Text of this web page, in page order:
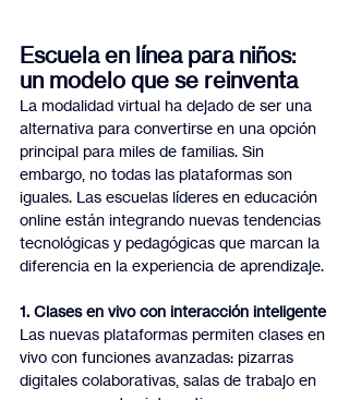
Escuela en línea para niños:
un modelo que se reinventa
La modalidad virtual ha dejado de ser una
alternativa para convertirse en una opción
principal para miles de familias. Sin
embargo, no todas las plataformas son
iguales. Las escuelas líderes en educación
online están integrando nuevas tendencias
tecnológicas y pedagógicas que marcan la
diferencia en la experiencia de aprendizaje.
1. Clases en vivo con interacción inteligente
Las nuevas plataformas permiten clases en
vivo con funciones avanzadas: pizarras
digitales colaborativas, salas de trabajo en